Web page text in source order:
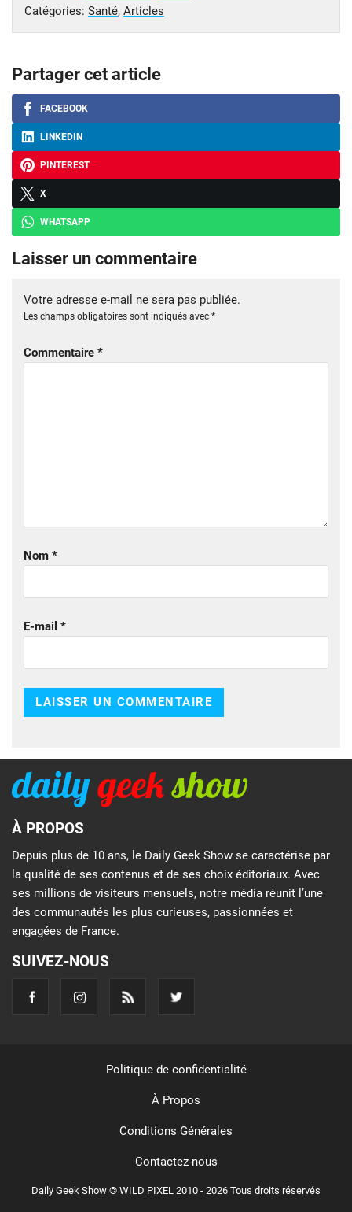
Catégories: Santé, Articles
Partager cet article
FACEBOOK
LINKEDIN
PINTEREST
X
WHATSAPP
Laisser un commentaire
Votre adresse e-mail ne sera pas publiée.
Les champs obligatoires sont indiqués avec *
Commentaire *
Nom *
E-mail *
À PROPOS
Depuis plus de 10 ans, le Daily Geek Show se caractérise par
la qualité de ses contenus et de ses choix éditoriaux. Avec
ses millions de visiteurs mensuels, notre média réunit l’une
des communautés les plus curieuses, passionnées et
engagées de France.
SUIVEZ-NOUS
Daily Geek Show © WILD PIXEL 2010 - 2026 Tous droits réservés
Politique de confidentialité
À Propos
Conditions Générales
Contactez-nous